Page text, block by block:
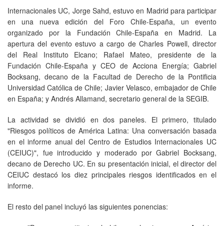
Internacionales UC, Jorge Sahd, estuvo en Madrid para participar
en una nueva edición del Foro Chile-España, un evento
organizado por la Fundación Chile-España en Madrid. La
apertura del evento estuvo a cargo de Charles Powell, director
del Real Instituto Elcano; Rafael Mateo, presidente de la
Fundación Chile-España y CEO de Acciona Energía; Gabriel
Bocksang, decano de la Facultad de Derecho de la Pontificia
Universidad Católica de Chile; Javier Velasco, embajador de Chile
en España; y Andrés Allamand, secretario general de la SEGIB.
La actividad se dividió en dos paneles. El primero, titulado
"Riesgos políticos de América Latina: Una conversación basada
en el informe anual del Centro de Estudios Internacionales UC
(CEIUC)", fue introducido y moderado por Gabriel Bocksang,
decano de Derecho UC. En su presentación inicial, el director del
CEIUC destacó los diez principales riesgos identificados en el
informe.
El resto del panel incluyó las siguientes ponencias: